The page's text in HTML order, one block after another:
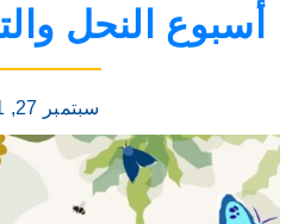
أسبوع النحل
سبتمبر 27, 2021
Русский